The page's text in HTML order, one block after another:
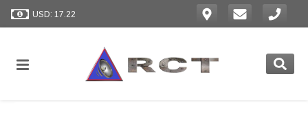
USD: 17.22